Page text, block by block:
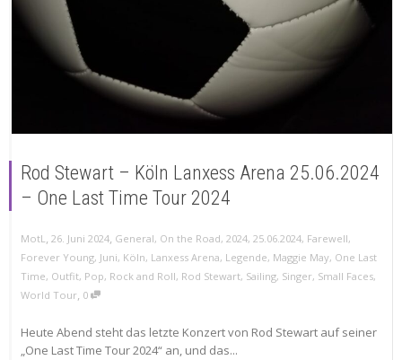
Rod Stewart – Köln Lanxess Arena 25.06.2024
– One Last Time Tour 2024
MotL, 26. Juni 2024, General, On the Road, 2024, 25.06.2024, Farewell,
Forever Young, Juni, Köln, Lanxess Arena, Legende, Maggie May, One Last
Time, Outfit, Pop, Rock and Roll, Rod Stewart, Sailing, Singer, Small Faces,
World Tour, 0
Heute Abend steht das letzte Konzert von Rod Stewart auf seiner
„One Last Time Tour 2024“ an, und das...